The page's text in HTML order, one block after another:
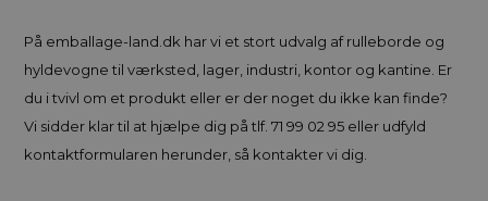
På emballage-land.dk har vi et stort udvalg af rulleborde og
hyldevogne til værksted, lager, industri, kontor og kantine. Er
du i tvivl om et produkt eller er der noget du ikke kan finde?
Vi sidder klar til at hjælpe dig på tlf. 71 99 02 95 eller udfyld
kontaktformularen herunder, så kontakter vi dig.